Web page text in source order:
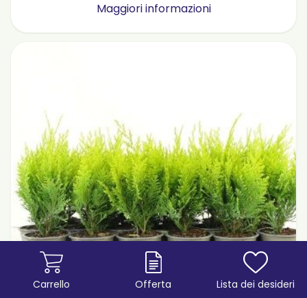
Maggiori informazioni
Carrello Offerta Lista dei desideri